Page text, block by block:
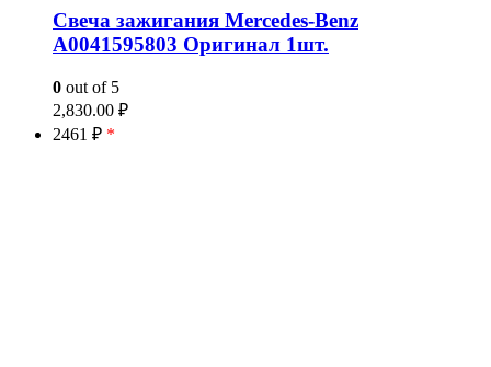
Свеча зажигания Mercedes-Benz
A0041595803 Оригинал 1шт.
0 out of 5
2,830.00 ₽
2461 ₽ *